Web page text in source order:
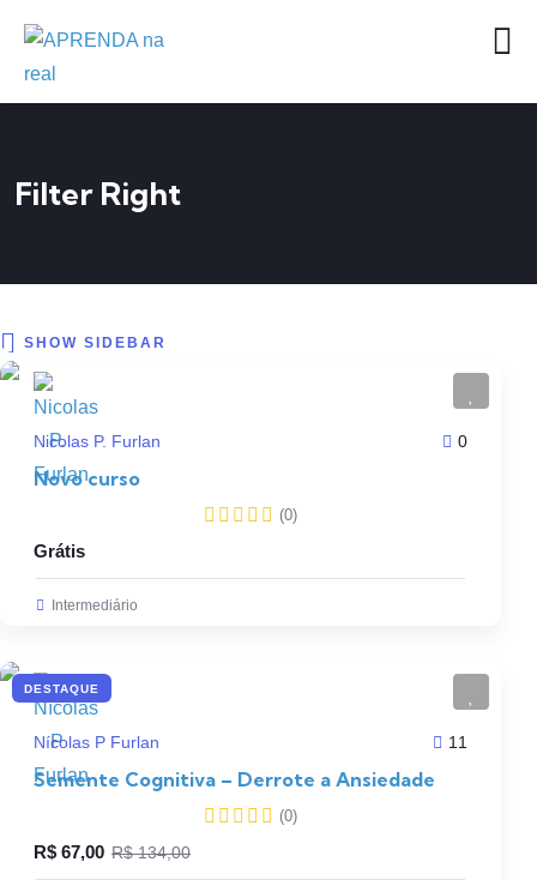
Filter Right
SHOW SIDEBAR
Nicolas P. Furlan 0
Novo curso
(0)
Grátis
Intermediário
DESTAQUE
Nícolas P Furlan 11
Semente Cognitiva – Derrote a Ansiedade
(0)
R$134,00
R$ 67,00